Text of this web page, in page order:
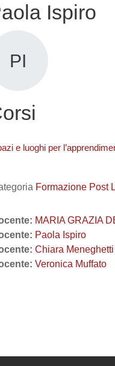
Ispiro
PI
e luoghi per
Formazione Post
MARIA GRAZIA
Paola Ispiro
Chiara Meneghetti
Veronica Muffato